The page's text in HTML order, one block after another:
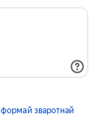
формай зваротнай